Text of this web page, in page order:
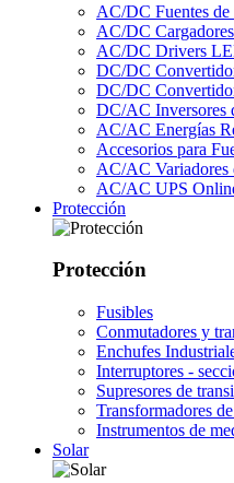
AC/DC Fuentes de
AC/DC
AC/DC Drivers
DC/DC
DC/DC
DC/AC Inversores
AC/AC Energías
Accesorios para
AC/AC
AC/AC UPS
Protección
Protección
Fusibles
Conmutadores y
Enchufes
Interruptores -
Supresores de
Transformadores
Instrumentos de
Solar